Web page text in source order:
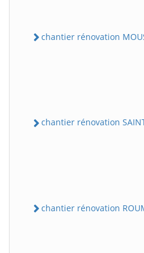
chantier rénovation
chantier rénovation
chantier rénovation